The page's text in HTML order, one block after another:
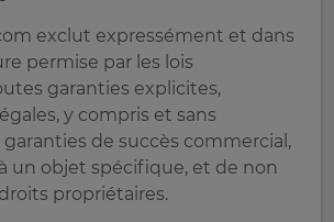
exclut expressément et dans
permise par les lois
garanties explicites,
y compris et sans
de succès commercial,
un objet spécifique, et de non
propriétaires.